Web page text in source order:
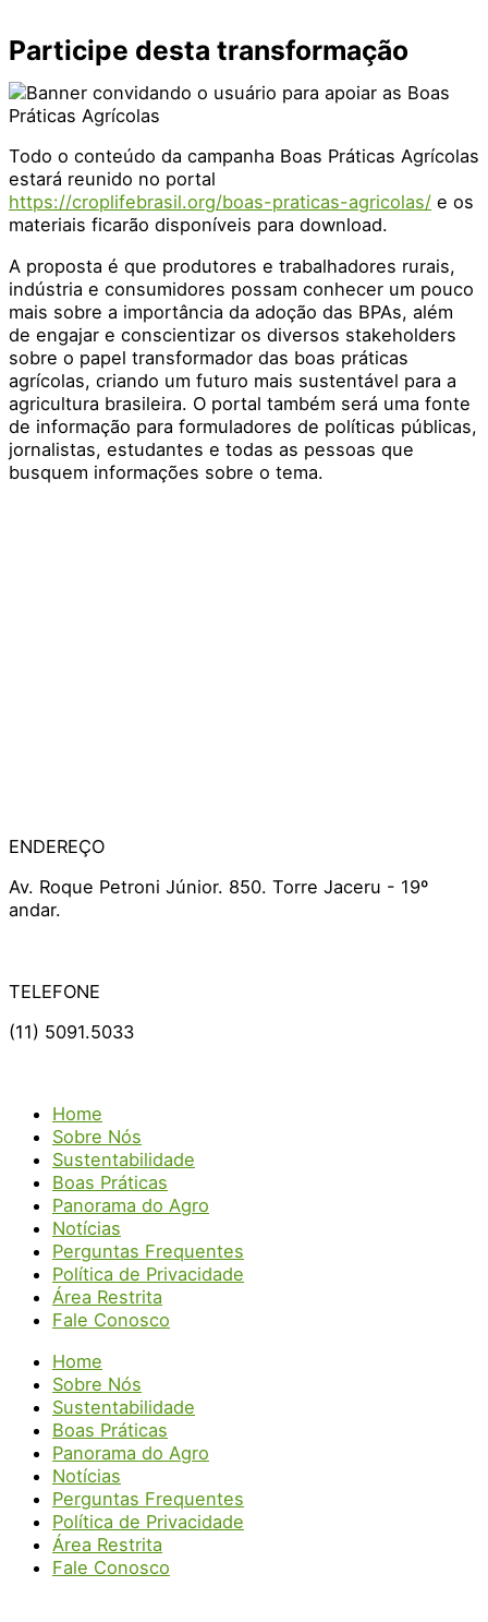
Participe desta transformação
Todo o conteúdo da campanha Boas Práticas Agrícolas
estará reunido no portal
https://croplifebrasil.org/boas-praticas-agricolas/ e os
materiais ficarão disponíveis para download.
A proposta é que produtores e trabalhadores rurais,
indústria e consumidores possam conhecer um pouco
mais sobre a importância da adoção das BPAs, além
de engajar e conscientizar os diversos stakeholders
sobre o papel transformador das boas práticas
agrícolas, criando um futuro mais sustentável para a
agricultura brasileira. O portal também será uma fonte
de informação para formuladores de políticas públicas,
jornalistas, estudantes e todas as pessoas que
busquem informações sobre o tema.
ENDEREÇO
Av. Roque Petroni Júnior. 850. Torre Jaceru - 19º
andar.
TELEFONE
(11) 5091.5033
Home
Sobre Nós
Sustentabilidade
Boas Práticas
Panorama do Agro
Notícias
Perguntas Frequentes
Política de Privacidade
Área Restrita
Fale Conosco
Home
Sobre Nós
Sustentabilidade
Boas Práticas
Panorama do Agro
Notícias
Perguntas Frequentes
Política de Privacidade
Área Restrita
Fale Conosco